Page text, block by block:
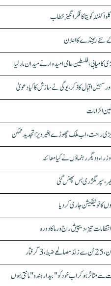
کویتا کا فکر انگیز خطاب
کے نئے ایجنڈے کا اعلان
فلسطین حامی امیدوار نے میدان مار لیا
سہیل اقبال کا ذکر، یوگی نے سازش کا کیا دعویٰ
الزامات
و دیگر رہنماؤں نے کیا معائنہ
سپر لگژری بس پھنس گئی
تیز، دیپیش راج ورما کا دورہ
متاثر ہو کر اب خود کو "بیدار ہندو" مانتی ہوں